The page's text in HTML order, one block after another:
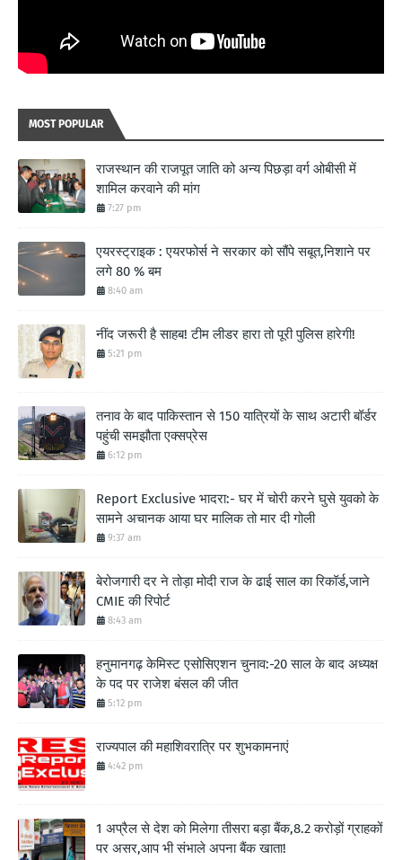
MOST POPULAR
राजस्थान की राजपूत जाति को अन्य पिछड़ा वर्ग ओबीसी में
शामिल करवाने की मांग
7:27 pm
एयरस्ट्राइक : एयरफोर्स ने सरकार को सौंपे सबूत,निशाने पर
लगे 80 % बम
8:40 am
नींद जरूरी है साहब! टीम लीडर हारा तो पूरी पुलिस हारेगी!
5:21 pm
तनाव के बाद पाकिस्तान से 150 यात्रियों के साथ अटारी बॉर्डर
पहुंची समझौता एक्सप्रेस
6:12 pm
Report Exclusive भादरा:- घर में चोरी करने घुसे युवको के
सामने अचानक आया घर मालिक तो मार दी गोली
9:37 am
बेरोजगारी दर ने तोड़ा मोदी राज के ढाई साल का रिकॉर्ड,जाने
CMIE की रिपोर्ट
8:43 am
हनुमानगढ़ केमिस्ट एसोसिएशन चुनाव:-20 साल के बाद अध्यक्ष
के पद पर राजेश बंसल की जीत
5:12 pm
राज्यपाल की महाशिवरात्रि पर शुभकामनाएं
4:42 pm
1 अप्रैल से देश को मिलेगा तीसरा बड़ा बैंक,8.2 करोड़ों ग्राहकों
पर असर,आप भी संभाले अपना बैंक खाता!